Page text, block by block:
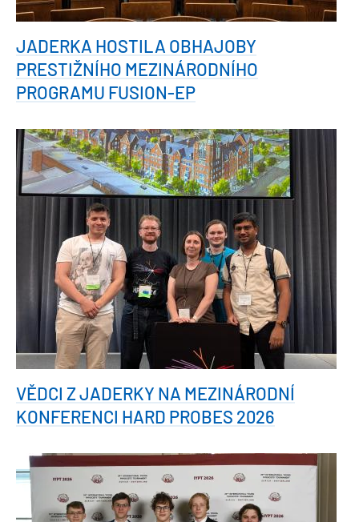
JADERKA HOSTILA OBHAJOBY
PRESTIŽNÍHO MEZINÁRODNÍHO
PROGRAMU FUSION-EP
VĚDCI Z JADERKY NA MEZINÁRODNÍ
KONFERENCI HARD PROBES 2026